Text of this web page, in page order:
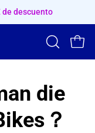
de descuento
ABRIR
BARRA
die
？